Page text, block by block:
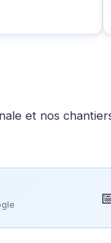
et nos